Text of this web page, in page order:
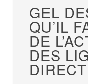
GEL
QU’IL
DE
DES